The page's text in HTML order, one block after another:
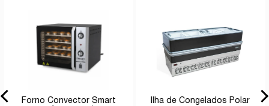
Forno Convector Smart
Ilha de Congelados Polar